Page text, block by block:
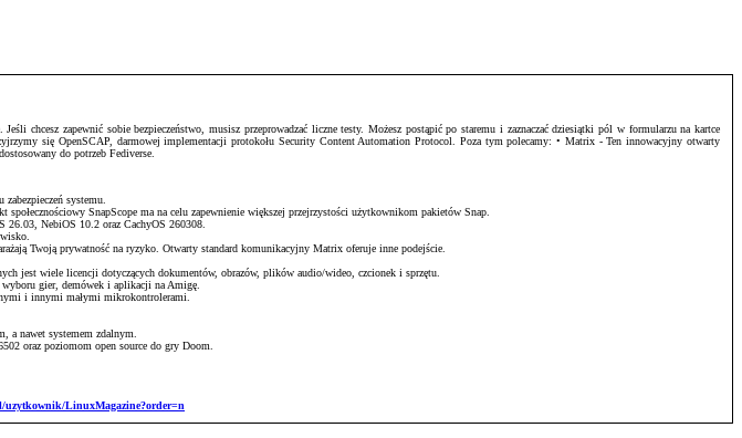
chcesz zapewnić sobie bezpieczeństwo, musisz przeprowadzać liczne testy. Możesz postąpić po staremu i zaznaczać dziesiątki pól w formularzu na kartce
się OpenSCAP, darmowej implementacji protokołu Security Content Automation Protocol. Poza tym polecamy: • Matrix - Ten innowacyjny otwarty
do potrzeb Fediverse.
systemu.
SnapScope ma na celu zapewnienie większej przejrzystości użytkownikom pakietów Snap.
26.03, NebiOS 10.2 oraz CachyOS 260308.
Twoją prywatność na ryzyko. Otwarty standard komunikacyjny Matrix oferuje inne podejście.
jest wiele licencji dotyczących dokumentów, obrazów, plików audio/wideo, czcionek i sprzętu.
gier, demówek i aplikacji na Amigę.
i innymi małymi mikrokontrolerami.
a nawet systemem zdalnym.
oraz poziomom open source do gry Doom.
uzytkownik/LinuxMagazine?order=n